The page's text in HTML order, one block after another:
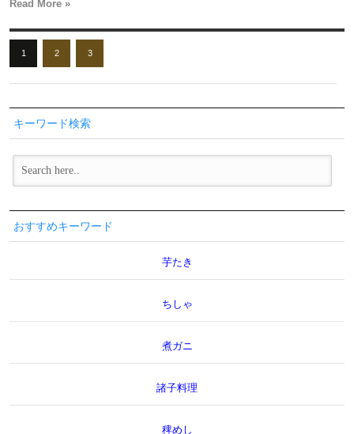
Read More »
1 2 3
キーワード検索
おすすめキーワード
芋たき
ちしゃ
煮ガニ
諸子料理
稗めし